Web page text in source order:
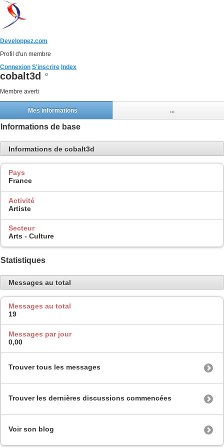
Developpez.com
Profil d'un membre
Connexion S'inscrire Index
cobalt3d
Membre averti
Mes informations ...
Informations de base
Informations de cobalt3d
Pays
France
Activité
Artiste
Secteur
Arts - Culture
Statistiques
Messages au total
Messages au total
19
Messages par jour
0,00
Trouver tous les messages
Trouver les dernières discussions commencées
Voir son blog